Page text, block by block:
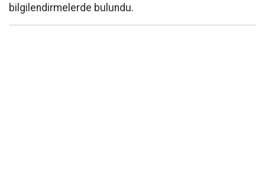
bilgilendirmelerde bulundu.